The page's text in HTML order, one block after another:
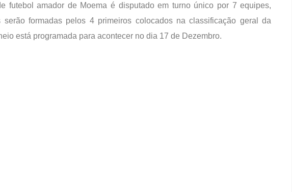
futebol amador de Moema é disputado em turno único por 7 equipes,
formadas pelos 4 primeiros colocados na classificação geral da
está programada para acontecer no dia 17 de Dezembro.